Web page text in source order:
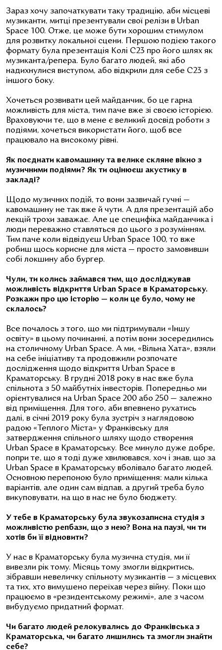
Зараз хочу започаткувати таку традицію, аби місцеві
музиканти, митці презентували свої релізи в Urban
Space 100. Отже, це може бути хорошим стимулом
для розвитку локальної сцени. Першою подією такого
формату була презентація Колі С23 про його шлях як
музиканта/репера. Було багато людей, які або
надихнулися виступом, або відкрили для себе С23 з
іншого боку.
Хочеться розвивати цей майданчик, бо це гарна
можливість для міста, тим паче вже зі своєю історією.
Враховуючи те, що в мене є великий досвід роботи з
подіями, хочеться використати його, щоб все
працювало на високому рівні.
Як поєднати кавомашину та велике скляне вікно з
музичними подіями? Як ти оцінюєш акустику в
закладі?
Щодо музичних подій, то вони зазвичай гучні —
кавомашину не так вже й чути. А для презентацій або
лекцій трохи заважає. Але це специфіка майданчика і
люди переважно ставляться до цього з розумінням.
Тим паче коли відвідуєш Urban Space 100, то вже
робиш щось корисне для міста — просто замовивши
собі локшину або бургер.
Чули, ти колись займався тим, що досліджував
можливість відкриття Urban Space в Краматорську.
Розкажи про цю історію — коли це було, чому не
склалось?
Все почалось з того, що ми підтримували «Іншу
освіту» в цьому починанні, а потім вони зосередились
на столичному Urban Space. А ми, «Вільна Хата», взяли
на себе ініціативу та продовжили розпочате
дослідження щодо відкриття Urban Space в
Краматорську. В грудні 2018 року в нас вже була
спільнота з 50 майбутніх інвесторів. Попередньо ми
орієнтувалися на Urban Space 200 або 250 — залежно
від приміщення. Для того, аби впевнено рухатись
далі, в січні 2019 року була зустріч з наглядовою
радою «Теплого Міста» у Франківську для
затвердження спільного шляху щодо створення
Urban Space в Краматорську. Все минуло дуже добре,
попри те, що я тоді дуже хвилювався, хоч і знав, що за
Urban Space в Краматорську вболівало багато людей.
Основною перепоною було приміщення: мали кілька
варіантів, але один сам відпав, а другий треба було
викуповувати, на що в нас не було бюджету.
У тебе в Краматорську була звукозаписна студія з
можливістю репбази, що з нею? Вона на паузі, чи ти
хотів би її відновити?
У нас в Краматорську була музична студія, ми її
вивезли рік тому. Місяць тому змогли відкритись,
зібравши невеличку спільноту музикантів — з місцевих
та тих, хто вимушено переїхав через війну. Поки що
працюємо в «резидентському режимі», але з часом
вибудуємо придатний формат.
Чи багато людей релокувались до Франківська з
Краматорська, чи багато лишились та змогли знайти
себе?